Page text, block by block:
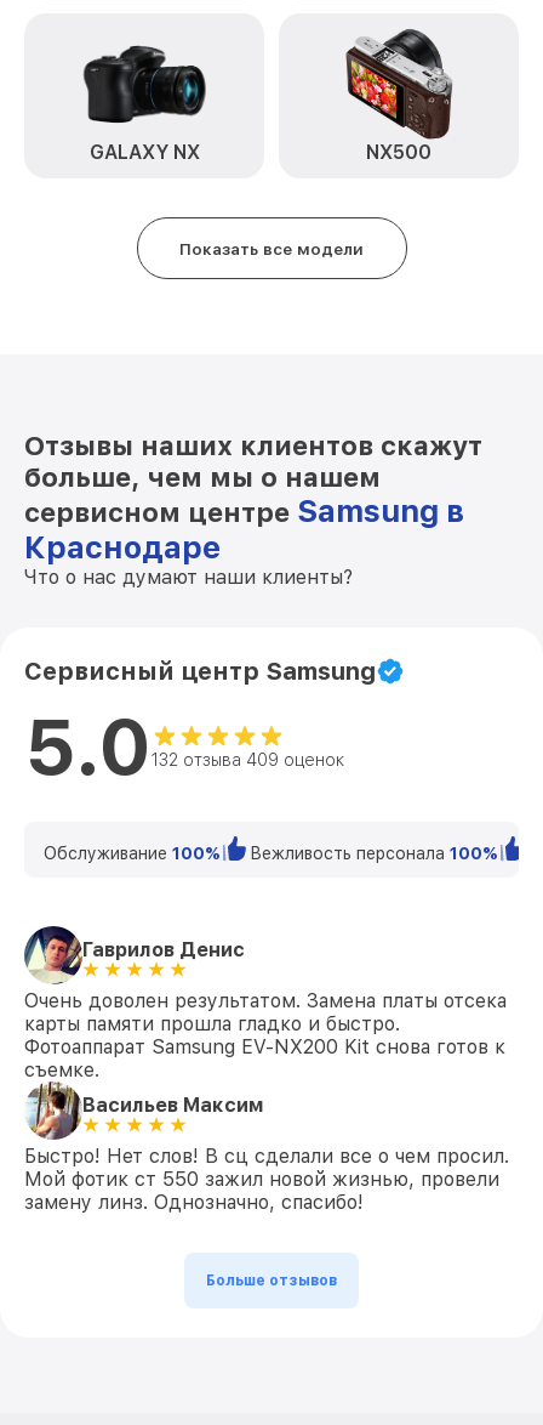
GALAXY NX NX500
Показать все модели
Отзывы наших клиентов скажут
больше, чем мы о нашем
сервисном центре Samsung в
Краснодаре
Что о нас думают наши клиенты?
Сервисный центр Samsung
5.0 132 отзыва 409 оценок
Обслуживание 100% Вежливость персонала 100%
Гаврилов Денис
Очень доволен результатом. Замена платы отсека
карты памяти прошла гладко и быстро.
Фотоаппарат Samsung EV-NX200 Kit снова готов к
съемке.
Васильев Максим
Быстро! Нет слов! В сц сделали все о чем просил.
Мой фотик ст 550 зажил новой жизнью, провели
замену линз. Однозначно, спасибо!
Больше отзывов